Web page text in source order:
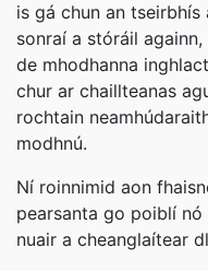
is gá chun an
sonraí a stóráil
de mhodhanna
chur ar chaillteanas
rochtain
modhnú.
Ní roinnimid aon
pearsanta go poiblí
nuair a cheanglaítear